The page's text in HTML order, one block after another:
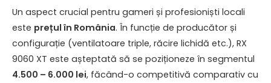
Un aspect crucial pentru gameri și profesioniști locali
este prețul în România. În funcție de producător și
configurație (ventilatoare triple, răcire lichidă etc.), RX
9060 XT este așteptată să se poziționeze în segmentul
4.500 – 6.000 lei, făcând-o competitivă comparativ cu